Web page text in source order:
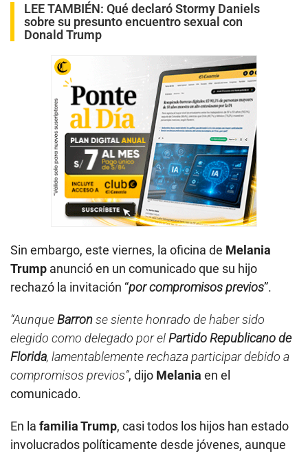
LEE TAMBIÉN: Qué declaró Stormy Daniels
sobre su presunto encuentro sexual con
Donald Trump
Sin embargo, este viernes, la oficina de Melania
Trump anunció en un comunicado que su hijo
rechazó la invitación “por compromisos previos”.
“AunqueBarronse siente honrado de haber sido
elegido como delegado por elPartido Republicano de
Florida, lamentablemente rechaza participar debido a
compromisos previos”, dijo Melania en el
comunicado.
En la familia Trump, casi todos los hijos han estado
involucrados políticamente desde jóvenes, aunque